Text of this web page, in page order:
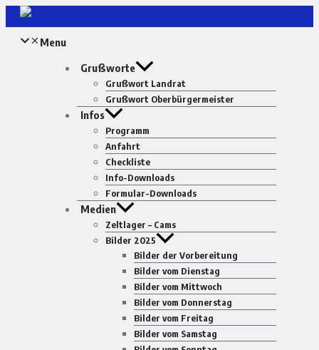
Zum
Inhalt
springenMenu
Grußworte
Grußwort Landrat
Grußwort Oberbürgermeister
Infos
Programm
Anfahrt
Checkliste
Info-Downloads
Formular-Downloads
Medien
Zeltlager – Cams
Bilder 2025
Bilder der Vorbereitung
Bilder vom Dienstag
Bilder vom Mittwoch
Bilder vom Donnerstag
Bilder vom Freitag
Bilder vom Samstag